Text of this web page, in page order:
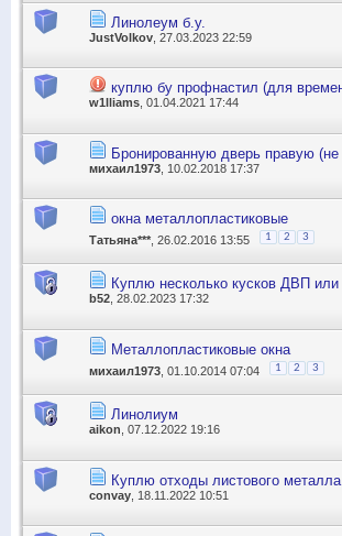
Линолеум б.у.
JustVolkov , 27.03.2023 22:59
куплю бу профнастил (для
w1lliams , 01.04.2021 17:44
Бронированную дверь правую (не
михаил1973 , 10.02.2018 17:37
окна металлопластиковые
Татьяна*** , 26.02.2016 13:55 1 2 3
Куплю несколько кусков ДВП
b52, 28.02.2023 17:32
Металлопластиковые окна
михаил1973 , 01.10.2014 07:04 1 2 3
Линолиум
aikon, 07.12.2022 19:16
Куплю отходы листового металла
convay , 18.11.2022 10:51